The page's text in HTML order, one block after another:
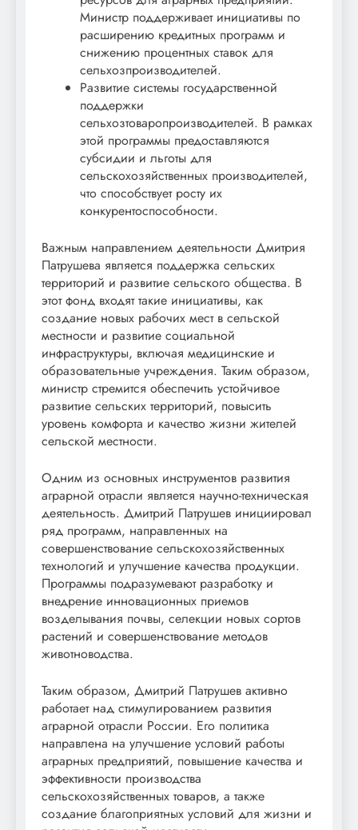
Министр поддерживает инициативы по
расширению кредитных программ и
снижению процентных ставок для
сельхозпроизводителей.
Развитие системы государственной
поддержки
сельхозтоваропроизводителей. В рамках
этой программы предоставляются
субсидии и льготы для
сельскохозяйственных производителей,
что способствует росту их
конкурентоспособности.
Важным направлением деятельности Дмитрия
Патрушева является поддержка сельских
территорий и развитие сельского общества. В
этот фонд входят такие инициативы, как
создание новых рабочих мест в сельской
местности и развитие социальной
инфраструктуры, включая медицинские и
образовательные учреждения. Таким образом,
министр стремится обеспечить устойчивое
развитие сельских территорий, повысить
уровень комфорта и качество жизни жителей
сельской местности.
Одним из основных инструментов развития
аграрной отрасли является научно-техническая
деятельность. Дмитрий Патрушев инициировал
ряд программ, направленных на
совершенствование сельскохозяйственных
технологий и улучшение качества продукции.
Программы подразумевают разработку и
внедрение инновационных приемов
возделывания почвы, селекции новых сортов
растений и совершенствование методов
животноводства.
Таким образом, Дмитрий Патрушев активно
работает над стимулированием развития
аграрной отрасли России. Его политика
направлена на улучшение условий работы
аграрных предприятий, повышение качества и
эффективности производства
сельскохозяйственных товаров, а также
создание благоприятных условий для жизни и